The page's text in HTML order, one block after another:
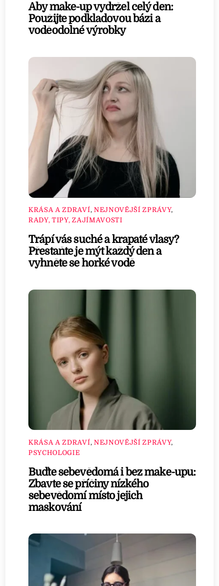
Aby make-up vydržel celý den:
Použijte podkladovou bázi a
voděodolné výrobky
KRÁSA A ZDRAVÍ, NEJNOVĚJŠÍ ZPRÁVY,
RADY, TIPY, ZAJÍMAVOSTI
Trápí vás suché a krapaté vlasy?
Přestaňte je mýt každý den a
vyhněte se horké vodě
KRÁSA A ZDRAVÍ, NEJNOVĚJŠÍ ZPRÁVY,
PSYCHOLOGIE
Buďte sebevědomá i bez make-upu:
Zbavte se příčiny nízkého
sebevědomí místo jejich
maskování